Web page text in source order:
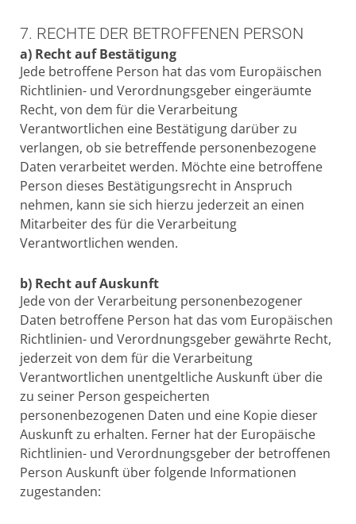
7. RECHTE DER BETROFFENEN PERSON
a) Recht auf Bestätigung
Jede betroffene Person hat das vom Europäischen
Richtlinien- und Verordnungsgeber eingeräumte
Recht, von dem für die Verarbeitung
Verantwortlichen eine Bestätigung darüber zu
verlangen, ob sie betreffende personenbezogene
Daten verarbeitet werden. Möchte eine betroffene
Person dieses Bestätigungsrecht in Anspruch
nehmen, kann sie sich hierzu jederzeit an einen
Mitarbeiter des für die Verarbeitung
Verantwortlichen wenden.
b) Recht auf Auskunft
Jede von der Verarbeitung personenbezogener
Daten betroffene Person hat das vom Europäischen
Richtlinien- und Verordnungsgeber gewährte Recht,
jederzeit von dem für die Verarbeitung
Verantwortlichen unentgeltliche Auskunft über die
zu seiner Person gespeicherten
personenbezogenen Daten und eine Kopie dieser
Auskunft zu erhalten. Ferner hat der Europäische
Richtlinien- und Verordnungsgeber der betroffenen
Person Auskunft über folgende Informationen
zugestanden: